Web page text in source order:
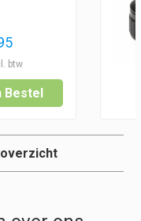
Bestel